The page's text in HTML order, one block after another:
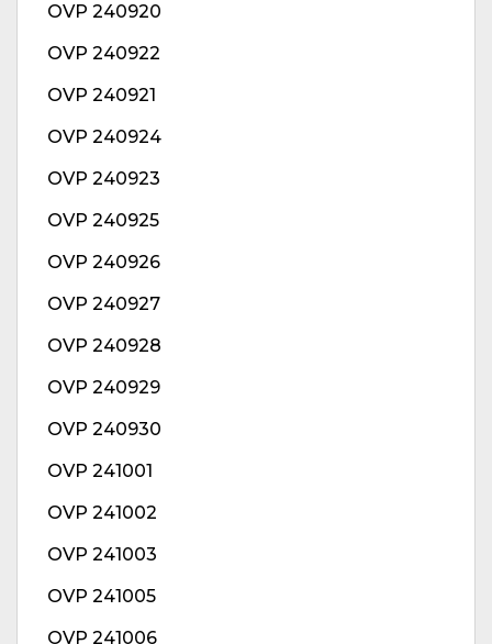
OVP 240920
OVP 240922
OVP 240921
OVP 240924
OVP 240923
OVP 240925
OVP 240926
OVP 240927
OVP 240928
OVP 240929
OVP 240930
OVP 241001
OVP 241002
OVP 241003
OVP 241005
OVP 241006